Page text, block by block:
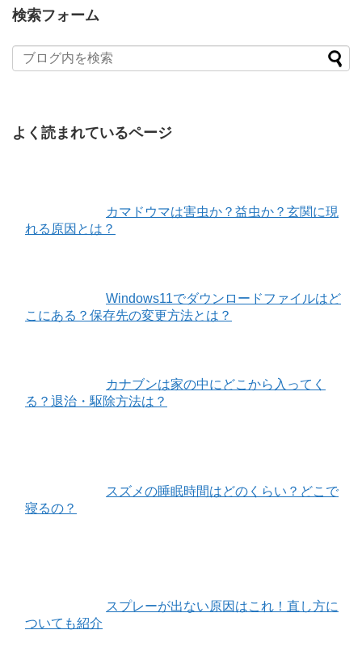
検索フォーム
よく読まれているページ
カマドウマは害虫か？益虫か？玄関に現
れる原因とは？
Windows11でダウンロードファイルはど
こにある？保存先の変更方法とは？
カナブンは家の中にどこから入ってく
る？退治・駆除方法は？
スズメの睡眠時間はどのくらい？どこで
寝るの？
スプレーが出ない原因はこれ！直し方に
ついても紹介